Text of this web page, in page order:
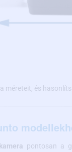
és
pontosan a